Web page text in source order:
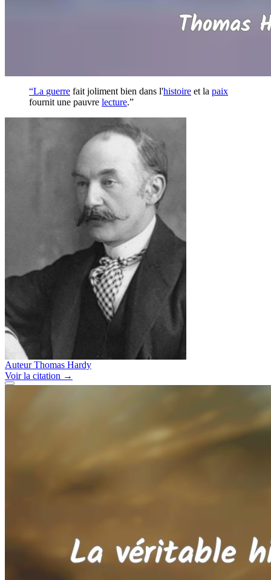
“La guerre fait joliment bien dans l'histoire et la paix
fournit une pauvre lecture.”
Auteur Thomas Hardy
Voirla citation →